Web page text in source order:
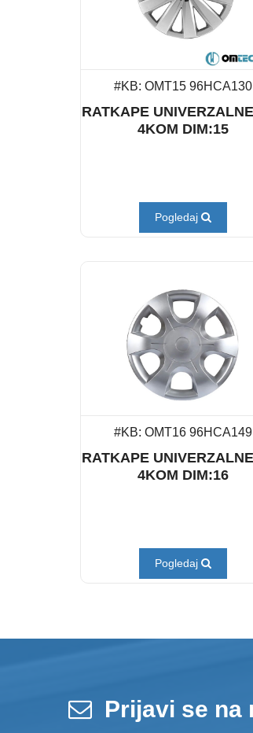
#KB: OMT15 96HCA130
RATKAPE
4KOM DIM:15
Pogledaj
#KB: OMT16 96HCA149
RATKAPE
4KOM DIM:16
Pogledaj
Prijavi se na